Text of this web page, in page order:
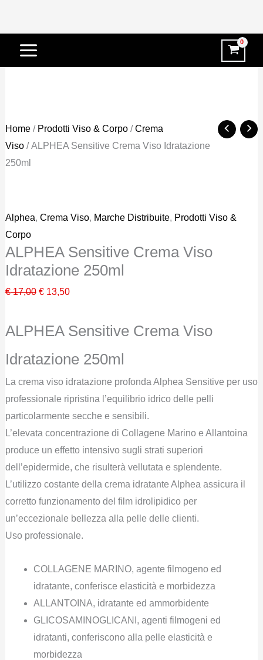
-21%
Home/ Prodotti Viso & Corpo/Crema
Viso/ ALPHEA Sensitive Crema Viso Idratazione
250ml
Alphea, Crema Viso, Marche Distribuite, Prodotti Viso &
Corpo
ALPHEA Sensitive Crema Viso
Idratazione 250ml
€17,00 Il
originale
€ 17,00.
€13,50Il
attuale
€ 13,50.
ALPHEA Sensitive Crema Viso
Idratazione 250ml
La crema viso idratazione profonda Alphea Sensitive per uso
professionale ripristina l’equilibrio idrico delle pelli
particolarmente secche e sensibili.
L’elevata concentrazione di Collagene Marino e Allantoina
produce un effetto intensivo sugli strati superiori
dell’epidermide, che risulterà vellutata e splendente.
L’utilizzo costante della crema idratante Alphea assicura il
corretto funzionamento del film idrolipidico per
un’eccezionale bellezza alla pelle delle clienti.
Uso professionale.
COLLAGENE MARINO, agente filmogeno ed
idratante, conferisce elasticità e morbidezza
ALLANTOINA, idratante ed ammorbidente
GLICOSAMINOGLICANI, agenti filmogeni ed
idratanti, conferiscono alla pelle elasticità e
morbidezza